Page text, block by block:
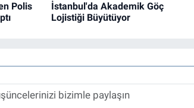
Polis
İstanbul'da Akademik Göç
Lojistiği Büyütüyor